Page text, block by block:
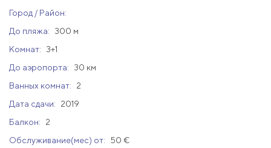
Город / Район:
До пляжа:
300 м
Комнат:
3+1
До аэропорта:
30 км
Ванных комнат:
2
Дата сдачи:
2019
Балкон:
2
Обслуживание(мес) от:
50 €